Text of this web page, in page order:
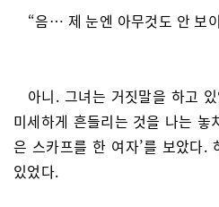
“음… 제 눈엔 아무것도 안 보
아니. 그녀는 거짓말을 하고
미세하게 흔들리는 것을 나는 놓
은 스카프를 한 여자’를 보았다.
있었다.